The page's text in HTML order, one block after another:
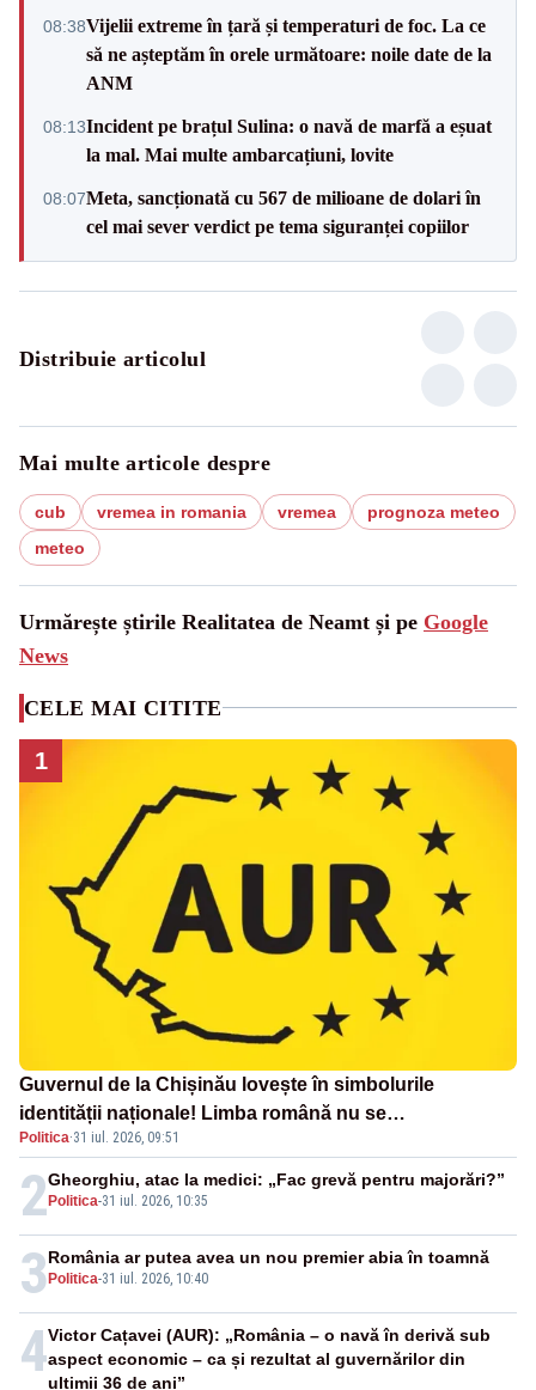
08:38Vijelii extreme în țară și temperaturi de foc. La ce
să ne așteptăm în orele următoare: noile date de la
ANM
08:13Incident pe brațul Sulina: o navă de marfă a eșuat
la mal. Mai multe ambarcațiuni, lovite
08:07Meta, sancționată cu 567 de milioane de dolari în
cel mai sever verdict pe tema siguranței copiilor
Distribuie articolul
Mai multe articole despre
cub vremea in romania vremea
prognoza meteo
meteo
Urmărește știrile Realitatea de Neamt și pe Google
News
CELE MAI CITITE
1
Guvernul de la Chișinău lovește în simbolurile
identității naționale! Limba română nu se
economisește! Limba română se sărbătorește!
Politica·31 iul. 2026, 09:51
2 Politica-31 iul. 2026, 10:35
Gheorghiu, atac la medici: „Fac grevă pentru majorări?”
3 Politica-31 iul. 2026, 10:40
România ar putea avea un nou premier abia în toamnă
4Victor Cațavei (AUR): „România – o navă în derivă sub
aspect economic – ca și rezultat al guvernărilor din
ultimii 36 de ani”